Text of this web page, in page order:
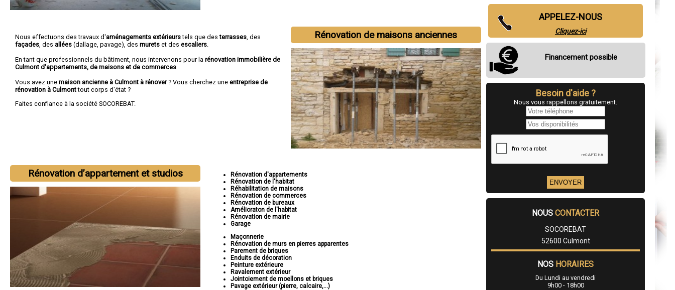
Rénovation de maisons anciennes
Nous effectuons des travaux d'aménagements extérieurstels que desterrasses , des
façades , des allées (dallage, pavage), des murets et des escaliers
En tant que professionnels du bâtiment, nous intervenons pour la rénovation immobilière de
Culmont d'appartements, de maisons et de commerces
Vous avez une maison ancienne à Culmont à rénover? Vous cherchez une entreprise de
rénovation à Culmonttout corps d'état ?
Faites confiance à la société SOCOREBAT.
Rénovation d’appartement et studios
Rénovation d'appartements
Rénovation de l'habitat
Réhabilitation de maisons
Rénovation de commerces
Rénovation de bureaux
Amélioraton de l'habitat
Rénovation de mairie
Garage
Maçonnerie
Rénovation de murs en pierres apparentes
Parement de briques
Enduits de décoration
Peinture extérieure
Ravalement extérieur
Jointoiement de moellons et briques
Pavage extérieur (pierre, calcaire,...)
APPELEZ-NOUS
Cliquez-ici
Financement possible
Besoin d'aide ?
Nous vous rappellons gratuitement.
NOUS CONTACTER
SOCOREBAT
52600 Culmont
NOS HORAIRES
Du Lundi au vendredi
9h00 - 18h00